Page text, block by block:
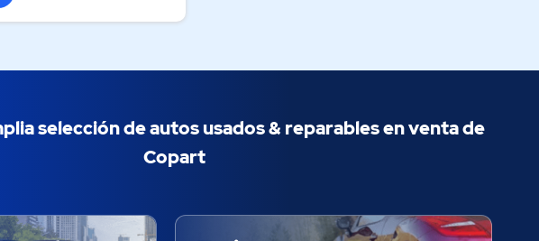
selección de autos usados & ​​reparables en venta de
Copart